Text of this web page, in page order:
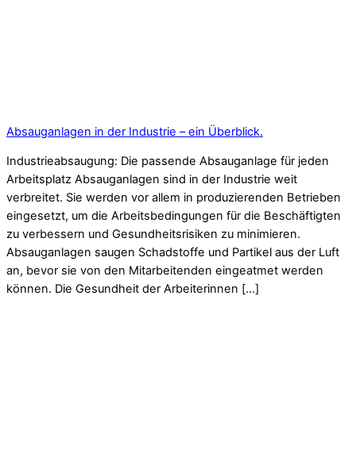
Absauganlagen in der Industrie – ein Überblick.
Industrieabsaugung: Die passende Absauganlage für jeden
Arbeitsplatz Absauganlagen sind in der Industrie weit
verbreitet. Sie werden vor allem in produzierenden Betrieben
eingesetzt, um die Arbeitsbedingungen für die Beschäftigten
zu verbessern und Gesundheitsrisiken zu minimieren.
Absauganlagen saugen Schadstoffe und Partikel aus der Luft
an, bevor sie von den Mitarbeitenden eingeatmet werden
können. Die Gesundheit der Arbeiterinnen […]